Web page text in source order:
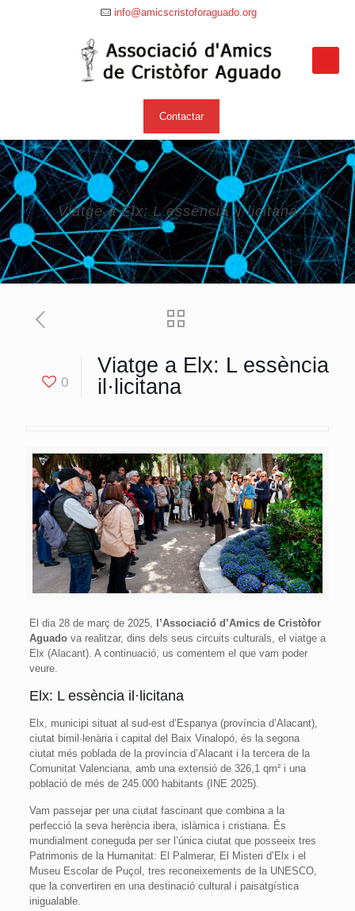
info@amicscristoforaguado.org
Contactar
Viatge a Elx: L essència il·licitana
0
Viatge a Elx: L essència
il·licitana
El dia 28 de març de 2025,
l’Associació d’Amics de Cristòfor
Aguadova realitzar, dins dels seus circuits culturals, el viatge a
Elx (Alacant). A continuació, us comentem el que vam poder
veure.
Elx: L essència il·licitana
Elx, municipi situat al sud-est d’Espanya (província d’Alacant),
ciutat bimil·lenària i capital del Baix Vinalopó, és la segona
ciutat més poblada de la província d’Alacant i la tercera de la
Comunitat Valenciana, amb una extensió de 326,1 qm² i una
població de més de 245.000 habitants (INE 2025).
Vam passejar per una ciutat fascinant que combina a la
perfecció la seva herència ibera, islàmica i cristiana. És
mundialment coneguda per ser l’única ciutat que posseeix tres
Patrimonis de la Humanitat: El Palmerar, El Misteri d’Elx i el
Museu Escolar de Puçol, tres reconeixements de la UNESCO,
que la convertiren en una destinació cultural i paisatgística
inigualable.